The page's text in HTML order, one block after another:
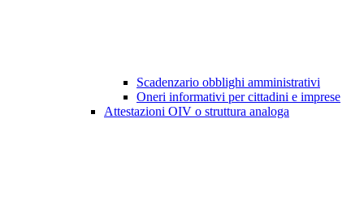
Scadenzario obblighi amministrativi
Oneri informativi per cittadini e imprese
Attestazioni OIV o struttura analoga